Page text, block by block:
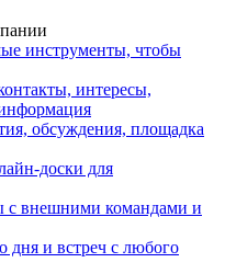
инструменты, чтобы
интересы,
обсуждения, площадка
доски для
с внешними командами и
дня и встреч с любого